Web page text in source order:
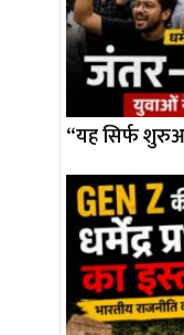
“यह सिर्फ